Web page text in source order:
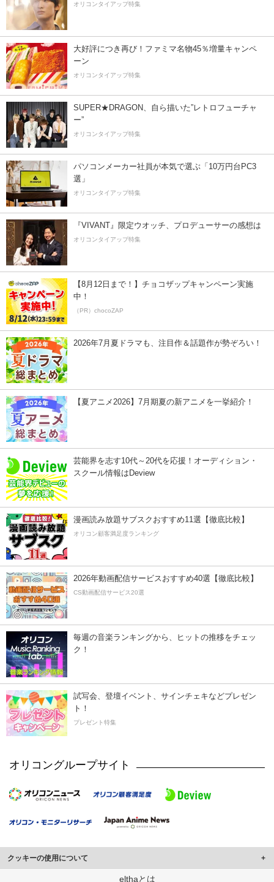
オリコンタイアップ特集
大好評につき再び！ファミマ名物45％増量キャンペ
ーン
オリコンタイアップ特集
SUPER★DRAGON、自ら描いた”レトロフューチャ
ー”
オリコンタイアップ特集
パソコンメーカー社員が本気で選ぶ「10万円台PC3
選」
オリコンタイアップ特集
『VIVANT』限定ウオッチ、プロデューサーの感想は
オリコンタイアップ特集
【8月12日まで！】チョコザップキャンペーン実施
中！
（PR）chocoZAP
2026年7月夏ドラマも、注目作＆話題作が勢ぞろい！
【夏アニメ2026】7月期夏の新アニメを一挙紹介！
芸能界を志す10代～20代を応援！オーディション・
スクール情報はDeview
漫画読み放題サブスクおすすめ11選【徹底比較】
オリコン顧客満足度ランキング
2026年動画配信サービスおすすめ40選【徹底比較】
CS動画配信サービス20選
毎週の音楽ランキングから、ヒットの推移をチェッ
ク！
試写会、登壇イベント、サインチェキなどプレゼン
ト！
プレゼント特集
オリコングループサイト
クッキーの使用について
このサイトでは Cookie を使用して、ユーザーに合わせたコンテンツや広告の
elthaとは